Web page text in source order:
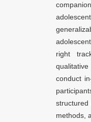
right
conduct
structured
methods,